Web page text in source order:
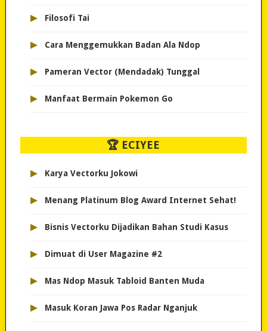
▸ Filosofi Tai
▸ Cara Menggemukkan Badan Ala Ndop
▸ Pameran Vector (Mendadak) Tunggal
▸ Manfaat Bermain Pokemon Go
🏆 ECIYEE
▸ Karya Vectorku Jokowi
▸ Menang Platinum Blog Award Internet Sehat!
▸ Bisnis Vectorku Dijadikan Bahan Studi Kasus
▸ Dimuat di User Magazine #2
▸ Mas Ndop Masuk Tabloid Banten Muda
▸ Masuk Koran Jawa Pos Radar Nganjuk